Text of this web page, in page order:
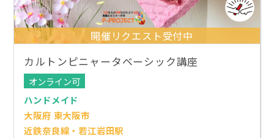
開催リクエスト受付中
カルトンピニャータベーシック講座
オンライン可
ハンドメイド
大阪府 東大阪市
近鉄奈良線・若江岩田駅